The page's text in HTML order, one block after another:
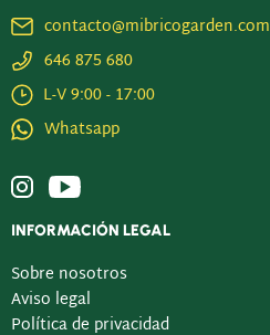
contacto@mibricogarden.com
646 875 680
L-V 9:00 - 17:00
Whatsapp
INFORMACIÓN LEGAL
Sobre nosotros
Aviso legal
Política de privacidad